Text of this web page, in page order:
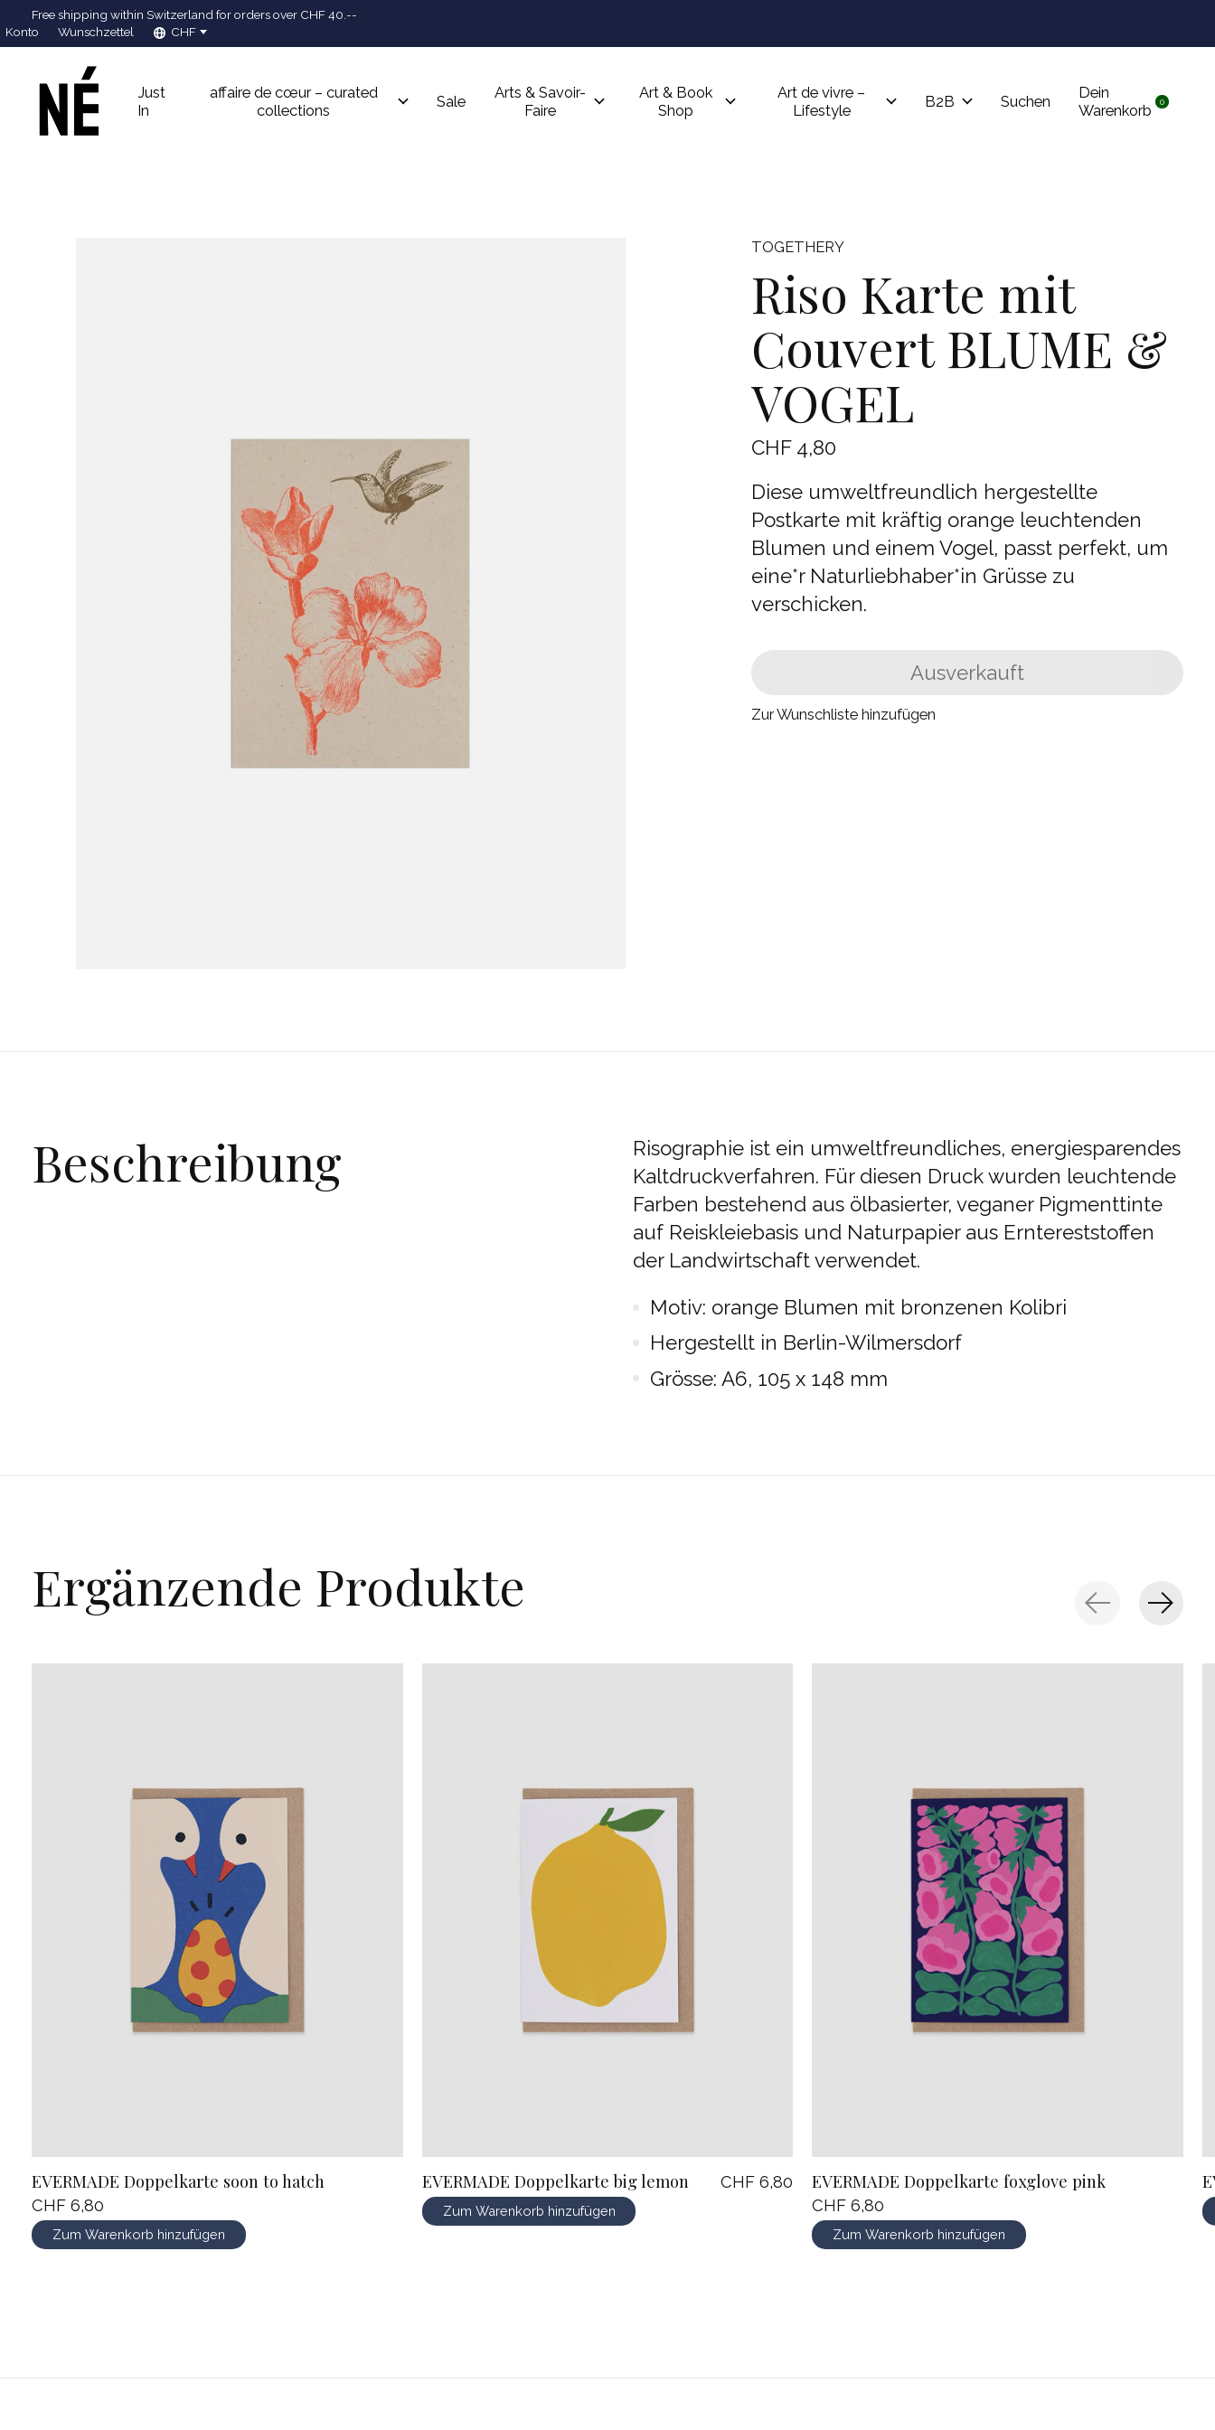
Free shipping within Switzerland for orders over CHF 40.--
Konto Wunschzettel CHF
Just
In
affaire de cœur – curated
collections
Sale
Arts & Savoir-
Faire
Art & Book
Shop
Art de vivre –
Lifestyle
B2B Suchen
Dein
Warenkorb
0items
TOGETHERY
Riso Karte mit
Couvert BLUME &
VOGEL
CHF 4,80
Diese umweltfreundlich hergestellte
Postkarte mit kräftig orange leuchtenden
Blumen und einem Vogel, passt perfekt, um
eine*r Naturliebhaber*in Grüsse zu
verschicken.
Ausverkauft
Zur Wunschliste hinzufügen
Beschreibung
Risographie ist ein umweltfreundliches, energiesparendes
Kaltdruckverfahren. Für diesen Druck wurden leuchtende
Farben bestehend aus ölbasierter, veganer Pigmenttinte
auf Reiskleiebasis und Naturpapier aus Erntereststoffen
der Landwirtschaft verwendet.
Motiv: orange Blumen mit bronzenen Kolibri
Hergestellt in Berlin-Wilmersdorf
Grösse: A6, 105 x 148 mm
Ergänzende Produkte
EVERMADE Doppelkarte soon to hatch
CHF 6,80
Zum Warenkorb hinzufügen
EVERMADE Doppelkarte big lemon CHF 6,80
Zum Warenkorb hinzufügen
EVERMADE Doppelkarte foxglove pink
CHF 6,80
Zum Warenkorb hinzufügen